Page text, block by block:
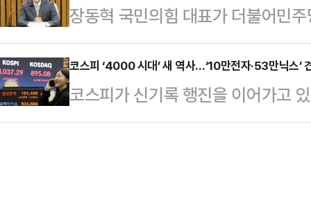
미디어(SNS)에 "이번 일로 저의 경
팬 여러분과 …
아들 결혼식에서 받은 축의금 총액
우 의원은 27일 페이스북에 '권력
의 글을 올리고 "이재명 대통령은
지 (아들 결혼식의) 축의금 총액과
저 그는 "최민희 위원장이 '…
장동혁 국민의힘 대표가 더불어민
지법'이 실제로 국회 문턱을 넘을
고했다.장동혁 대표는 27일 국회에
주당 비공개 의원총회에서 일부 의
한다는 의견을 낸 것과 관련해 "이
코스피 ‘4000 시대’ 새 역사…‘10만전자·53만닉스’
코스피가 신기록 행진을 이어가고
파했다. 올해 6월 3000선을 넘어